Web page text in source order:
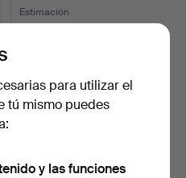
Estimación
para utilizar el
tú mismo puedes
y las funciones